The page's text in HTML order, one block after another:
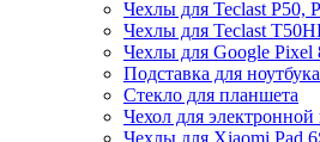
Чехлы для Teclast P50,
Чехлы для Teclast
Чехлы для Google Pixel
Подставка для ноутбука
Стекло для планшета
Чехол для электронной
Чехлы для Xiaomi Pad